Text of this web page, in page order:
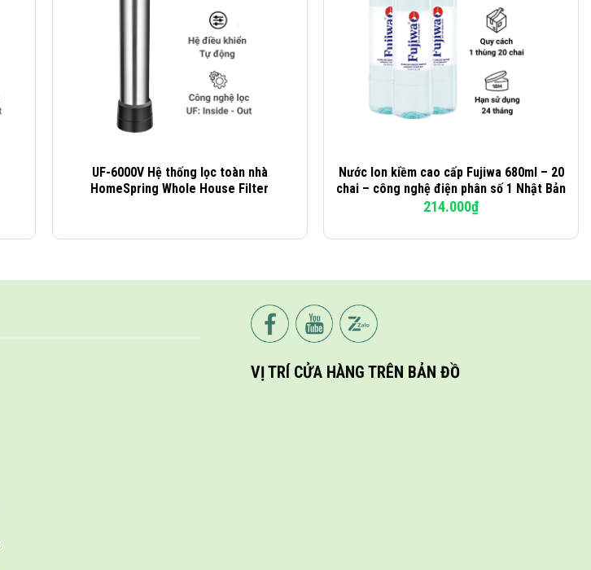
UF-6000V Hệ thống lọc toàn nhà
HomeSpring Whole House Filter
Nước Ion kiềm cao cấp Fujiwa 680ml – 20
chai – công nghệ điện phân số 1 Nhật Bản
214.000₫
VỊ TRÍ CỬA HÀNG TRÊN BẢN ĐỒ